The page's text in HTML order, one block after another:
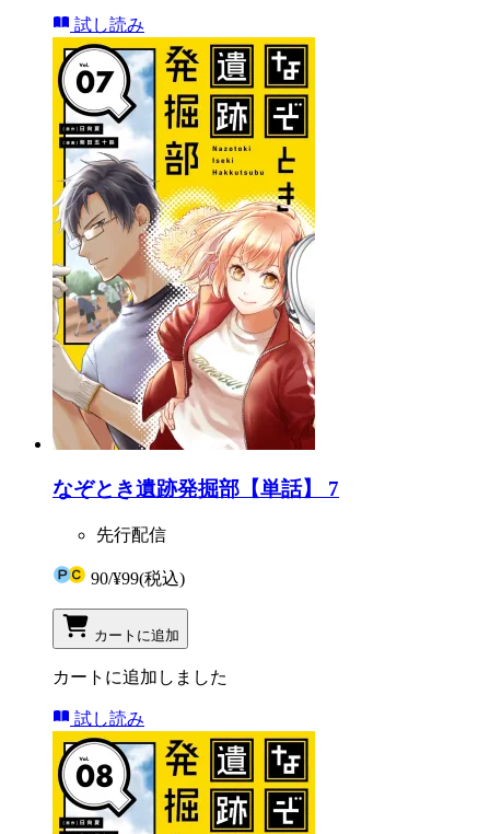
試し読み
なぞとき遺跡発掘部【単話】 7
先行配信
90/¥99(税込)
カートに追加
カートに追加しました
試し読み